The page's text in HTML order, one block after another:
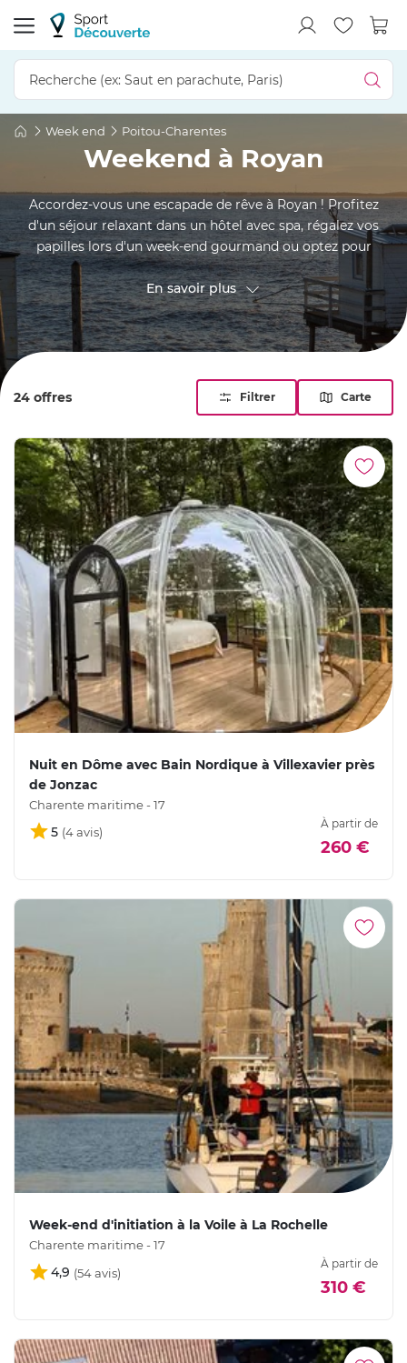
Week end Poitou-Charentes
Weekend à Royan
Accordez-vous une escapade de rêve à Royan ! Profitez
d'un séjour relaxant dans un hôtel avec spa, régalez vos
papilles lors d'un week-end gourmand ou optez pour
l'originalité en séjournant dans un hébergement insolite
comme une roulotte, une bulle transparente ou même une
cabane sur l'eau. En Charente-Maritime, votre périple
devient une expérience inoubliable où le tourisme se
conjugue avec confort et aventure.
En savoir plus
24 offres Filtrer Carte
Nuit en Dôme avec Bain Nordique à Villexavier près
de Jonzac
Charente maritime - 17
5
À partir de
260 €
Week-end d'initiation à la Voile à La Rochelle
Charente maritime - 17
4,9
À partir de
310 €